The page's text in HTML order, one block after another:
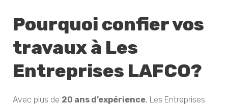
Pourquoi confier vos
travaux à Les
Entreprises LAFCO?
Avec plus de 20 ans d’expérience, Les Entreprises